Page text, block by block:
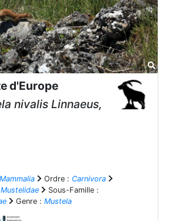
d'Europe
nivalis Linnaeus,
Mammalia Ordre : Carnivora
Mustelidae
Sous-Famille :
Genre : Mustela